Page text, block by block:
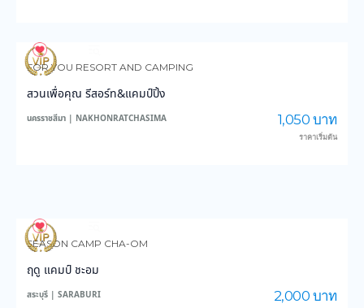
4,319
FOR YOU RESORT AND CAMPING
สวนเพื่อคุณ รีสอร์ท&แคมป์ปิ้ง
นครราชสีมา | NAKHONRATCHASIMA 1,050 บาท
ราคาเริ่มต้น
3,584
SEASON CAMP CHA-OM
ฤดู แคมป์ ชะอม
สระบุรี | SARABURI 2,000 บาท